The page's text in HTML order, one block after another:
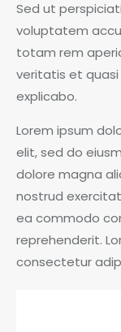
Sed ut
voluptatem
totam rem
veritatis et
explicabo.
Lorem ipsum
elit, sed do
dolore magna
nostrud
ea commodo
reprehenderit.
consectetur